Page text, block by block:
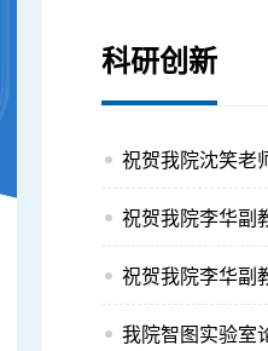
科研创新
祝贺我院沈笑老
祝贺我院李华副
祝贺我院李华副
我院智图实验室